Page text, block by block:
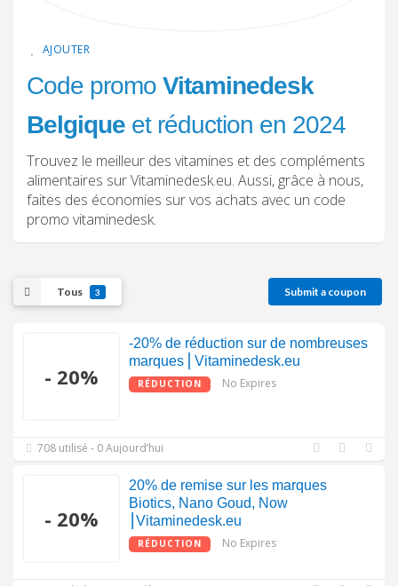
AJOUTER
Code promo Vitaminedesk
Belgique et réduction en 2024
Trouvez le meilleur des vitamines et des compléments
alimentaires sur Vitaminedesk.eu. Aussi, grâce à nous,
faites des économies sur vos achats avec un code
promo vitaminedesk.
Tous 3 Submit a coupon
- 20%
-20% de réduction sur de nombreuses
marques⎪Vitaminedesk.eu
RÉDUCTION No Expires
708 utilisé - 0 Aujourd’hui
- 20%
20% de remise sur les marques
Biotics, Nano Goud, Now
⎮Vitaminedesk.eu
RÉDUCTION No Expires